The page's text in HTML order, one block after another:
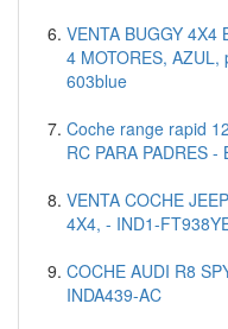
VENTA BUGGY 4X4
4 MOTORES, AZUL,
603blue
Coche range rapid
RC PARA PADRES
VENTA COCHE
4X4, - IND1-
COCHE AUDI R8
INDA439-AC